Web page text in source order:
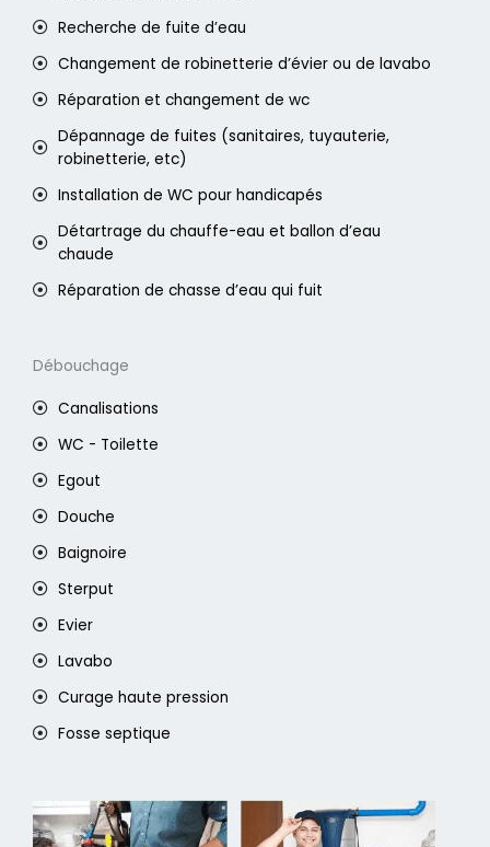
Recherche de fuite d’eau
Changement de robinetterie d’évier ou de lavabo
Réparation et changement de wc
Dépannage de fuites (sanitaires, tuyauterie,
robinetterie, etc)
Installation de WC pour handicapés
Détartrage du chauffe-eau et ballon d’eau
chaude
Réparation de chasse d’eau qui fuit
Débouchage
Canalisations
WC - Toilette
Egout
Douche
Baignoire
Sterput
Evier
Lavabo
Curage haute pression
Fosse septique